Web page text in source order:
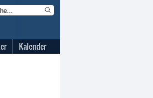
Kalender